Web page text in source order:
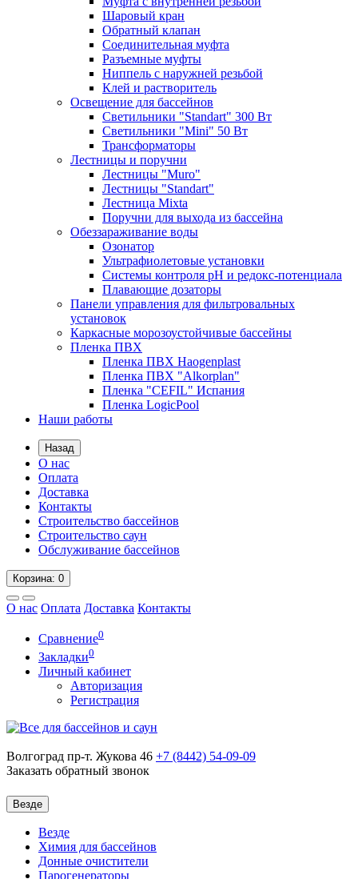
Шаровый кран
Обратный клапан
Соединительная муфта
Разъемные муфты
Ниппель с наружней резьбой
Клей и растворитель
Освещение для бассейнов
Светильники "Standart" 300 Вт
Светильники "Mini" 50 Вт
Трансформаторы
Лестницы и поручни
Лестницы "Muro"
Лестницы "Standart"
Лестница Mixta
Поручни для выхода из бассейна
Обеззараживание воды
Озонатор
Ультрафиолетовые установки
Системы контроля рН и редокс-потенциала
Плавающие дозаторы
Панели управления для фильтровальных
установок
Каркасные морозоустойчивые бассейны
Пленка ПВХ
Пленка ПВХ Haogenplast
Пленка ПВХ "Alkorplan"
Пленка "CEFIL" Испания
Пленка LogicPool
Наши работы
Назад
О нас
Оплата
Доставка
Контакты
Строительство бассейнов
Строительство саун
Обслуживание бассейнов
Корзина: 0
О нас Оплата Доставка Контакты
Сравнение0
Закладки0
Личный кабинет
Авторизация
Регистрация
Волгоград пр-т. Жукова 46 +7 (8442) 54-09-09
Заказать обратный звонок
Везде
Везде
Химия для бассейнов
Донные очистители
Парогенераторы